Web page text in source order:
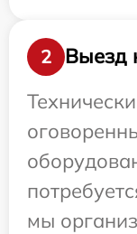
2
Выезд
мы